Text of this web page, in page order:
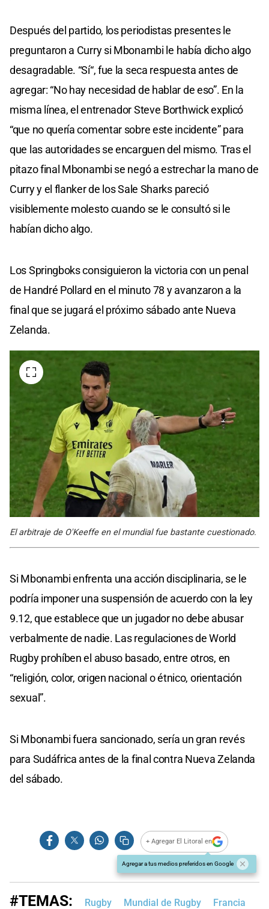
Después del partido, los periodistas presentes le
preguntaron a Curry si Mbonambi le había dicho algo
desagradable. “Sí“, fue la seca respuesta antes de
agregar: “No hay necesidad de hablar de eso”. En la
misma línea, el entrenador Steve Borthwick explicó
“que no quería comentar sobre este incidente” para
que las autoridades se encarguen del mismo. Tras el
pitazo final Mbonambi se negó a estrechar la mano de
Curry y el flanker de los Sale Sharks pareció
visiblemente molesto cuando se le consultó si le
habían dicho algo.
Los Springboks consiguieron la victoria con un penal
de Handré Pollard en el minuto 78 y avanzaron a la
final que se jugará el próximo sábado ante Nueva
Zelanda.
El arbitraje de O'Keeffe en el mundial fue bastante cuestionado.
Si Mbonambi enfrenta una acción disciplinaria, se le
podría imponer una suspensión de acuerdo con la ley
9.12, que establece que un jugador no debe abusar
verbalmente de nadie. Las regulaciones de World
Rugby prohíben el abuso basado, entre otros, en
“religión, color, origen nacional o étnico, orientación
sexual”.
Si Mbonambi fuera sancionado, sería un gran revés
para Sudáfrica antes de la final contra Nueva Zelanda
del sábado.
+ Agregar El Litoral en
Agregar a tus medios preferidos en Google
#TEMAS: Rugby Mundial de Rugby Francia